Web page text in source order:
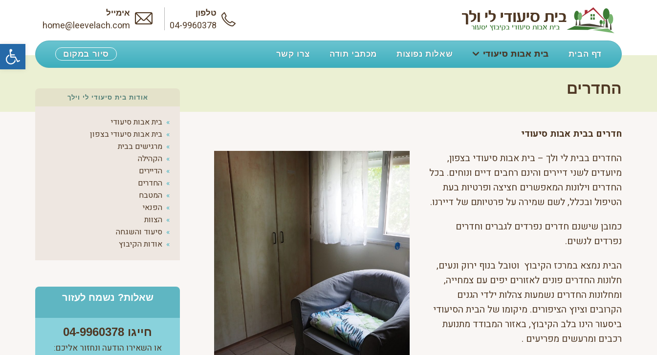
פתח סרגל נגישות דף הבית בית אבות סיעודי שאלות נפוצות מכתבי תודה צרו קשר סיור במקום
טלפון
04-9960378
אימייל
home@leevelach.com
החדרים
חדרים בבית אבות סיעודי
החדרים בבית לי ולך – בית אבות סיעודי בצפון,
מיועדים לשני דיירים והינם רחבים דיים ונוחים. בכל
החדרים וילונות המאפשרים חציצה ופרטיות בעת
הטיפול ובכלל, לשם שמירה על פרטיותם של דיירנו.
כמובן שישנם חדרים נפרדים לגברים וחדרים
נפרדים לנשים.
הבית נמצא במרכז הקיבוץ וטובל בנוף ירוק ונעים,
חלונות החדרים פונים לאזורים יפים עם צמחייה,
ומחלונות החדרים נשמעות צהלות ילדי הגנים
הקרובים וציוץ הציפורים. מיקומו של הבית הסיעודי
ביסעור הינו בלב הקיבוץ, באזור המבודד מתנועת
רכבים ומרעשים מפריעים .
אודות בית סיעודי לי וילך
בית אבות סיעודי
בית אבות סיעודי בצפון
מרגישים בבית
הקהילה
הדיירים
החדרים
המטבח
הפנאי
הצוות
סיעוד והשגחה
אודות הקיבוץ
שאלות? נשמח לעזור
חייגו 04-9960378
או השאירו הודעה ונחזור אליכם: